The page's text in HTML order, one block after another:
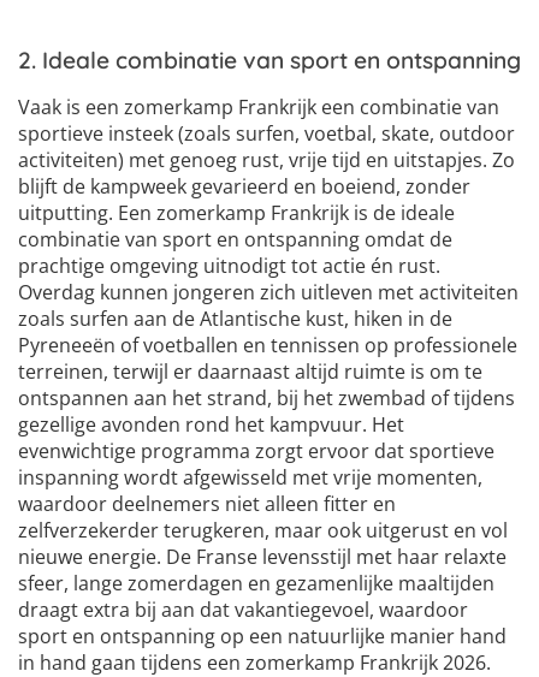
2. Ideale combinatie van sport en ontspanning
Vaak is een zomerkamp Frankrijk een combinatie van
sportieve insteek (zoals surfen, voetbal, skate, outdoor
activiteiten) met genoeg rust, vrije tijd en uitstapjes. Zo
blijft de kampweek gevarieerd en boeiend, zonder
uitputting. Een zomerkamp Frankrijk is de ideale
combinatie van sport en ontspanning omdat de
prachtige omgeving uitnodigt tot actie én rust.
Overdag kunnen jongeren zich uitleven met activiteiten
zoals surfen aan de Atlantische kust, hiken in de
Pyreneeën of voetballen en tennissen op professionele
terreinen, terwijl er daarnaast altijd ruimte is om te
ontspannen aan het strand, bij het zwembad of tijdens
gezellige avonden rond het kampvuur. Het
evenwichtige programma zorgt ervoor dat sportieve
inspanning wordt afgewisseld met vrije momenten,
waardoor deelnemers niet alleen fitter en
zelfverzekerder terugkeren, maar ook uitgerust en vol
nieuwe energie. De Franse levensstijl met haar relaxte
sfeer, lange zomerdagen en gezamenlijke maaltijden
draagt extra bij aan dat vakantiegevoel, waardoor
sport en ontspanning op een natuurlijke manier hand
in hand gaan tijdens een zomerkamp Frankrijk 2026.